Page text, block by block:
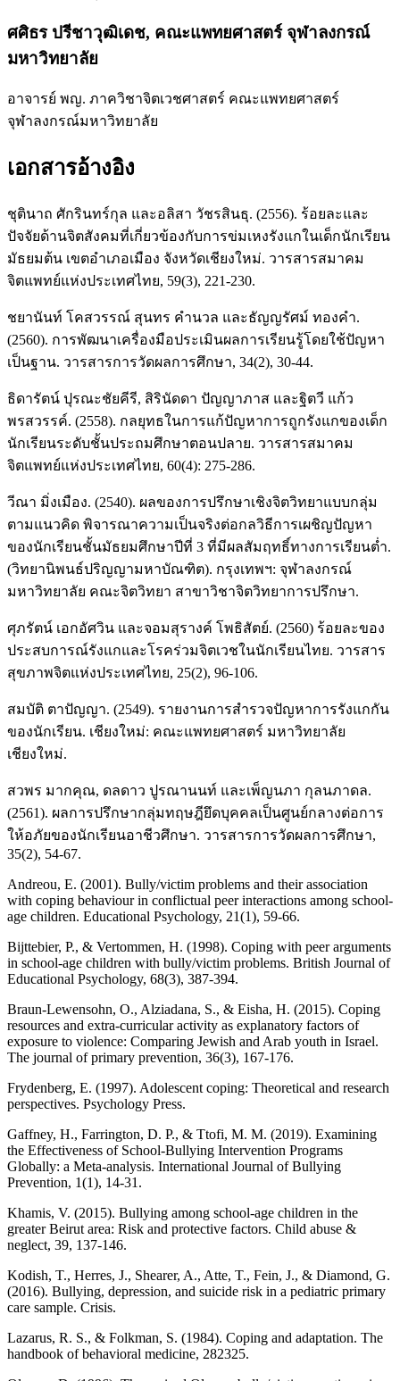
ศศิธร ปรีชาวุฒิเดช, คณะแพทยศาสตร์ จุฬาลงกรณ์
มหาวิทยาลัย
อาจารย์ พญ. ภาควิชาจิตเวชศาสตร์ คณะแพทยศาสตร์
จุฬาลงกรณ์มหาวิทยาลัย
เอกสารอ้างอิง
ชุตินาถ ศักรินทร์กุล และอลิสา วัชรสินธุ. (2556). ร้อยละและ
ปัจจัยด้านจิตสังคมที่เกี่ยวข้องกับการข่มเหงรังแกในเด็กนักเรียน
มัธยมต้น เขตอำเภอเมือง จังหวัดเชียงใหม่. วารสารสมาคม
จิตแพทย์แห่งประเทศไทย, 59(3), 221-230.
ชยานันท์ โคสวรรณ์ สุนทร คำนวล และธัญญรัศม์ ทองคำ.
(2560). การพัฒนาเครื่องมือประเมินผลการเรียนรู้โดยใช้ปัญหา
เป็นฐาน. วารสารการวัดผลการศึกษา, 34(2), 30-44.
ธิดารัตน์ ปุรณะชัยคีรี, สิรินัดดา ปัญญาภาส และฐิตวี แก้ว
พรสวรรค์. (2558). กลยุทธในการแก้ปัญหาการถูกรังแกของเด็ก
นักเรียนระดับชั้นประถมศึกษาตอนปลาย. วารสารสมาคม
จิตแพทย์แห่งประเทศไทย, 60(4): 275-286.
วีณา มิ่งเมือง. (2540). ผลของการปรึกษาเชิงจิตวิทยาแบบกลุ่ม
ตามแนวคิด พิจารณาความเป็นจริงต่อกลวิธีการเผชิญปัญหา
ของนักเรียนชั้นมัธยมศึกษาปีที่ 3 ที่มีผลสัมฤทธิ์ทางการเรียนต่ำ.
(วิทยานิพนธ์ปริญญามหาบัณฑิต). กรุงเทพฯ: จุฬาลงกรณ์
มหาวิทยาลัย คณะจิตวิทยา สาขาวิชาจิตวิทยาการปรึกษา.
ศุภรัตน์ เอกอัศวิน และจอมสุรางค์ โพธิสัตย์. (2560) ร้อยละของ
ประสบการณ์รังแกและโรคร่วมจิตเวชในนักเรียนไทย. วารสาร
สุขภาพจิตแห่งประเทศไทย, 25(2), 96-106.
สมบัติ ตาปัญญา. (2549). รายงานการสำรวจปัญหาการรังแกกัน
ของนักเรียน. เชียงใหม่: คณะแพทยศาสตร์ มหาวิทยาลัย
เชียงใหม่.
สวพร มากคุณ, ดลดาว ปูรณานนท์ และเพ็ญนภา กุลนภาดล.
(2561). ผลการปรึกษากลุ่มทฤษฎียึดบุคคลเป็นศูนย์กลางต่อการ
ให้อภัยของนักเรียนอาชีวศึกษา. วารสารการวัดผลการศึกษา,
35(2), 54-67.
Andreou, E. (2001). Bully/victim problems and their association
with coping behaviour in conflictual peer interactions among school-
age children. Educational Psychology, 21(1), 59-66.
Bijttebier, P., & Vertommen, H. (1998). Coping with peer arguments
in school‐age children with bully/victim problems. British Journal of
Educational Psychology, 68(3), 387-394.
Braun-Lewensohn, O., Alziadana, S., & Eisha, H. (2015). Coping
resources and extra-curricular activity as explanatory factors of
exposure to violence: Comparing Jewish and Arab youth in Israel.
The journal of primary prevention, 36(3), 167-176.
Frydenberg, E. (1997). Adolescent coping: Theoretical and research
perspectives. Psychology Press.
Gaffney, H., Farrington, D. P., & Ttofi, M. M. (2019). Examining
the Effectiveness of School-Bullying Intervention Programs
Globally: a Meta-analysis. International Journal of Bullying
Prevention, 1(1), 14-31.
Khamis, V. (2015). Bullying among school-age children in the
greater Beirut area: Risk and protective factors. Child abuse &
neglect, 39, 137-146.
Kodish, T., Herres, J., Shearer, A., Atte, T., Fein, J., & Diamond, G.
(2016). Bullying, depression, and suicide risk in a pediatric primary
care sample. Crisis.
Lazarus, R. S., & Folkman, S. (1984). Coping and adaptation. The
handbook of behavioral medicine, 282325.